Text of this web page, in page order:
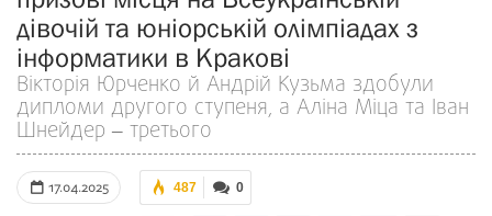
дівочій та юніорській олімпіадах з
інформатики в Кракові
Вікторія Юрченко й Андрій Кузьма здобули
дипломи другого ступеня, а Аліна Міца та Іван
Шнейдер ‒ третього
17.04.2025 0
487